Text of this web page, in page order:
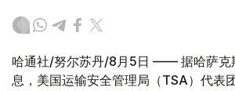
哈通社/努尔苏丹/8月5日 —— 据哈萨克
息，美国运输安全管理局（TSA）代表